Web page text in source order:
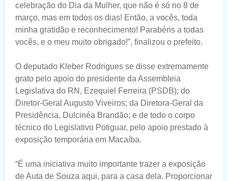
celebração do Dia da Mulher, que não é só no 8 de
março, mas em todos os dias! Então, a vocês, toda
minha gratidão e reconhecimento! Parabéns a todas
vocês, e o meu muito obrigado!”, finalizou o prefeito.
O deputado Kleber Rodrigues se disse extremamente
grato pelo apoio do presidente da Assembleia
Legislativa do RN, Ezequiel Ferreira (PSDB); do
Diretor-Geral Augusto Viveiros; da Diretora-Geral da
Presidência, Dulcinéa Brandão; e de todo o corpo
técnico do Legislativo Potiguar, pelo apoio prestado à
exposição temporária em Macaíba.
“É uma iniciativa muito importante trazer a exposição
de Auta de Souza aqui, para a casa dela. Proporcionar